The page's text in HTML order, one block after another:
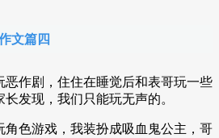
文篇四
作剧，住住在睡觉后和表哥玩一些
发现，我们只能玩无声的。
色游戏，我装扮成吸血鬼公主，哥